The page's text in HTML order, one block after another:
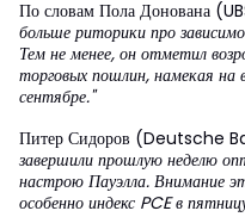
По словам Пола Донована
больше риторики про
Тем не менее, он отметил
торговых пошлин, намекая на
сентябре."
Питер Сидоров (Deutsche
завершили прошлую неделю
настрою Пауэлла. Внимание
особенно индекс PCE в